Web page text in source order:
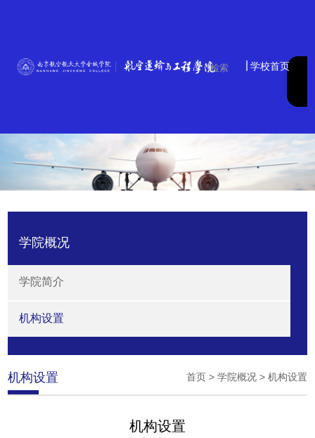
学校首页
学院概况
学院简介
机构设置
机构设置 首页> 学院概况> 机构设置
机构设置